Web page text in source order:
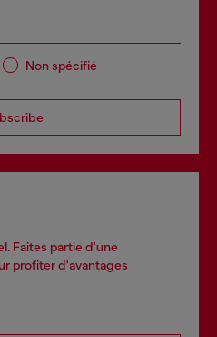
Non spécifié
Faites partie d'une
profiter d'avantages